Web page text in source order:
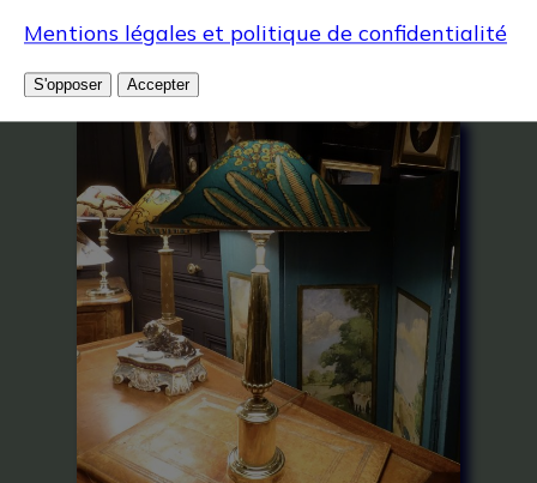
Articles similaires
Mentions légales et politique de confidentialité
S'opposer Accepter